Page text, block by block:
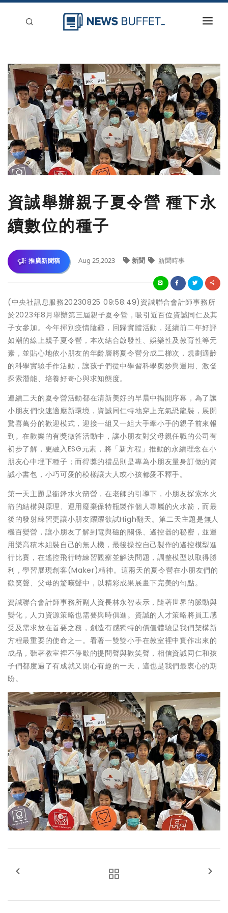
新聞稿分類
登入
刊登
資誠舉辦親子夏令營 種下永
續數位的種子
推廣新聞稿 Aug 25,2023 新聞 新聞時事
(中央社訊息服務20230825 09:58:49)資誠聯合會計師事務所
於2023年8月舉辦第三屆親子夏令營，吸引近百位資誠同仁及其
子女參加。今年揮別疫情陰霾，回歸實體活動，延續前二年好評
如潮的線上親子夏令營，本次結合啟發性、娛樂性及教育性等元
素，並貼心地依小朋友的年齡層將夏令營分成二梯次，規劃適齡
的科學實驗手作活動，讓孩子們從中學習科學奧妙與運用、激發
探索潛能、培養好奇心與求知態度。
連續二天的夏令營活動都在清新美好的早晨中揭開序幕，為了讓
小朋友們快速適應新環境，資誠同仁特地穿上充氣恐龍裝，展開
驚喜萬分的歡迎模式，迎接一組又一組大手牽小手的親子前來報
到。在歡樂的有獎徵答活動中，讓小朋友對父母親任職的公司有
初步了解，更融入ESG元素，將「新方程」推動的永續理念在小
朋友心中埋下種子；而得獎的禮品則是專為小朋友量身訂做的資
誠小書包，小巧可愛的模樣讓大人或小孩都愛不釋手。
第一天主題是衝鋒水火箭營，在老師的引導下，小朋友探索水火
箭的結構與原理、運用廢棄保特瓶製作個人專屬的火水箭，而最
後的發射練習更讓小朋友躍躍欲試High翻天。第二天主題是無人
機百變營，讓小朋友了解到電與磁的關係、遙控器的秘密，並運
用樂高積木組裝自己的無人機，最後操控自己製作的遙控模型進
行比賽，在遙控飛行時練習觀察並解決問題，調整模型以取得勝
利，學習展現創客(Maker)精神。這兩天的夏令營在小朋友們的
歡笑聲、父母的驚嘆聲中，以精彩成果展畫下完美的句點。
資誠聯合會計師事務所副人資長林永智表示，隨著世界的脈動與
變化，人力資源策略也需要與時俱進。資誠的人才策略將員工感
受及需求放在首要之務，創造有感獨特的價值體驗是我們架構新
方程最重要的使命之一。看著一雙雙小手在教室裡中實作出來的
成品，聽著教室裡不停歇的提問聲與歡笑聲，相信資誠同仁和孩
子們都度過了有成就又開心有趣的一天，這也是我們最衷心的期
盼。